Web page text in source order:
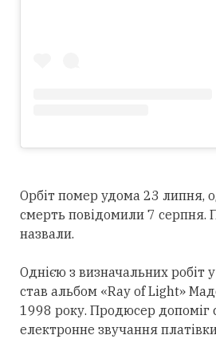
Орбіт помер удома 23 липня,
смерть повідомили 7 серпня.
назвали.
Однією з визначальних робіт у
став альбом «Ray of Light»
1998 року. Продюсер допоміг
електронне звучання